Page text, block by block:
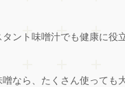
ント味噌汁でも健康に役
なら、たくさん使っても